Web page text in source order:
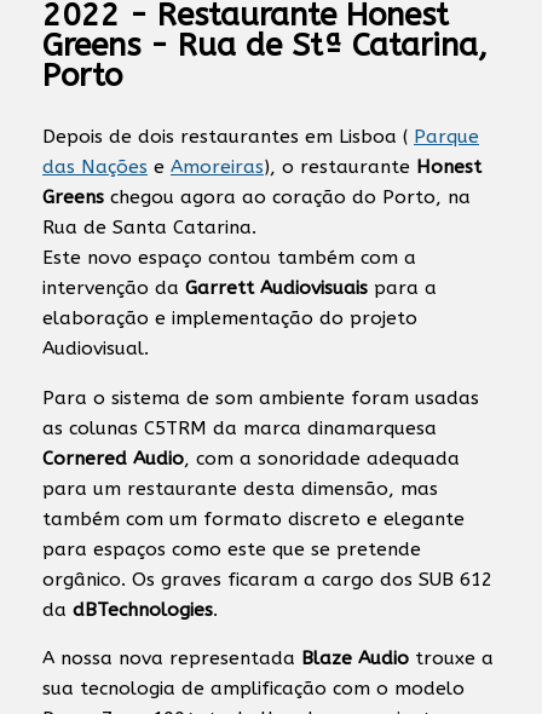
2022 - Restaurante Honest
Greens - Rua de Stª Catarina,
Porto
Depois de dois restaurantes em Lisboa ( Parque
das Nações e Amoreiras), o restaurante Honest
Greens chegou agora ao coração do Porto, na
Rua de Santa Catarina.
Este novo espaço contou também com a
intervenção da Garrett Audiovisuais para a
elaboração e implementação do projeto
Audiovisual.
Para o sistema de som ambiente foram usadas
as colunas C5TRM da marca dinamarquesa
Cornered Audio, com a sonoridade adequada
para um restaurante desta dimensão, mas
também com um formato discreto e elegante
para espaços como este que se pretende
orgânico. Os graves ficaram a cargo dos SUB 612
da dBTechnologies.
A nossa nova representada Blaze Audio trouxe a
sua tecnologia de amplificação com o modelo